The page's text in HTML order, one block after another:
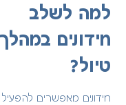
למה לשלב
חידונים במהלך
טיול?
חידונים מאפשרים